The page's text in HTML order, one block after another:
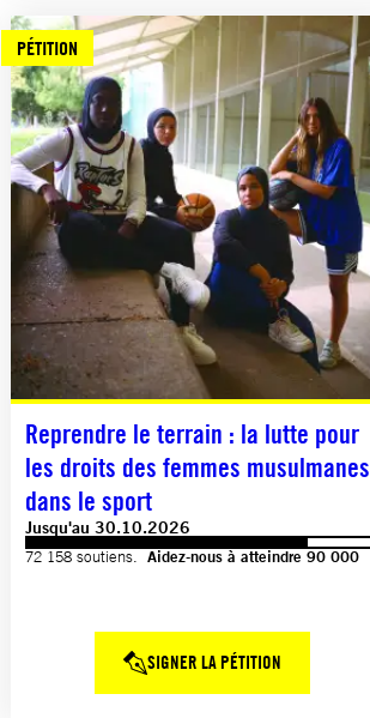
PÉTITION
Reprendre le terrain : la lutte pour
les droits des femmes musulmanes
dans le sport
Jusqu'au 30.10.2026
72 158 soutiens. Aidez-nous à atteindre 90 000
SIGNER LA PÉTITION